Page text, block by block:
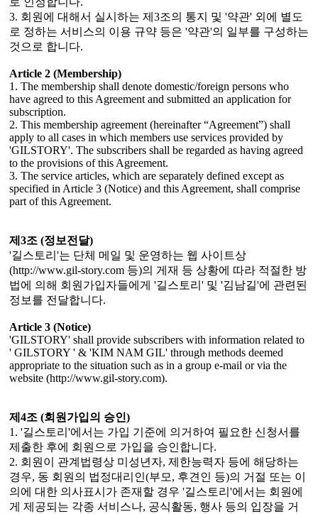
3. 회원에 대해서 실시하는 제3조의 통지 및 '약관' 외에 별도
로 정하는 서비스의 이용 규약 등은 '약관'의 일부를 구성하는
것으로 합니다.
Article 2 (Membership)
1. The membership shall denote domestic/foreign persons who
have agreed to this Agreement and submitted an application for
subscription.
2. This membership agreement (hereinafter “Agreement”) shall
apply to all cases in which members use services provided by
'GILSTORY'. The subscribers shall be regarded as having agreed
to the provisions of this Agreement.
3. The service articles, which are separately defined except as
specified in Article 3 (Notice) and this Agreement, shall comprise
part of this Agreement.
제3조 (정보전달)
'길스토리'는 단체 메일 및 운영하는 웹 사이트상
(http://www.gil-story.com 등)의 게재 등 상황에 따라 적절한 방
법에 의해 회원가입자들에게 '길스토리' 및 '김남길'에 관련된
정보를 전달합니다.
Article 3 (Notice)
'GILSTORY' shall provide subscribers with information related to
' GILSTORY ' & 'KIM NAM GIL' through methods deemed
appropriate to the situation such as in a group e-mail or via the
website (http://www.gil-story.com).
제4조 (회원가입의 승인)
1. '길스토리'에서는 가입 기준에 의거하여 필요한 신청서를
제출한 후에 회원으로 가입을 승인합니다.
2. 회원이 관계법령상 미성년자, 제한능력자 등에 해당하는
경우, 동 회원의 법정대리인(부모, 후견인 등)의 거절 또는 이
의에 대한 의사표시가 존재할 경우 '길스토리'에서는 회원에
게 제공되는 각종 서비스나, 공식활동, 행사 등의 입장을 거